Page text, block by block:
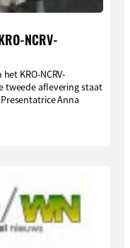
NCRV-
KRO-NCRV-
tweede aflevering staat
Anna